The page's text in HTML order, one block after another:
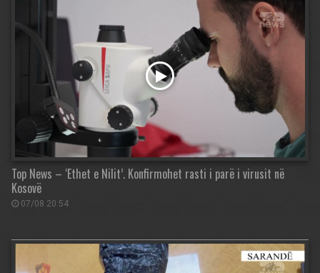
Top News – ‘Ethet e Nilit’. Konfirmohet rasti i parë i virusit në
Kosovë
07/08 20:54